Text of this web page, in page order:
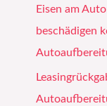
Eisen am
beschädigen